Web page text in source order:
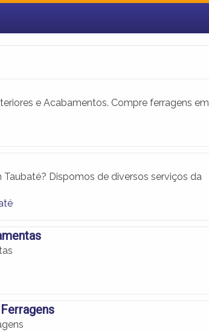
e Acabamentos. Compre ferragens em
Taubaté? Dispomos de diversos serviços da